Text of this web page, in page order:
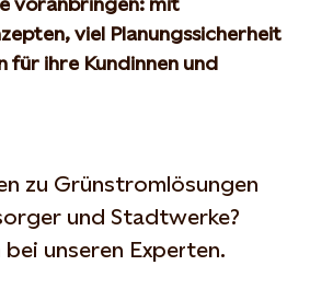
viel Planungssicherheit
für ihre Kundinnen und
zu Grünstromlösungen
und Stadtwerke?
bei unseren Experten.